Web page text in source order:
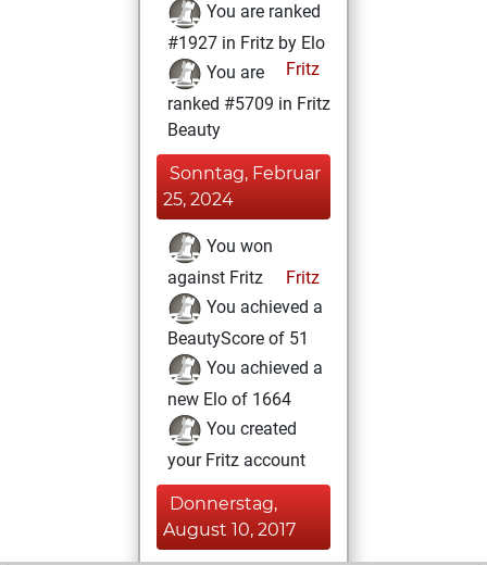
You are ranked
#1927 in Fritz by Elo
Fritz
You are
ranked #5709 in Fritz
Beauty
Sonntag, Februar
25, 2024
You won
against Fritz
Fritz
You achieved a
BeautyScore of 51
You achieved a
new Elo of 1664
You created
your Fritz account
Donnerstag,
August 10, 2017